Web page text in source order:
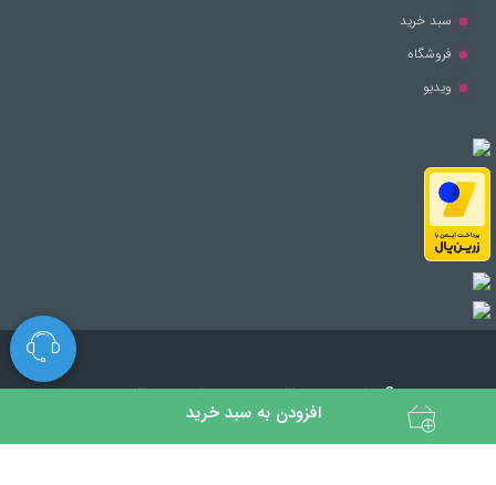
افزودن به سبد خرید
سبد خرید
فروشگاه
ویدیو
© تمامی حقوق مطالب برای این سایت محفوظ است.